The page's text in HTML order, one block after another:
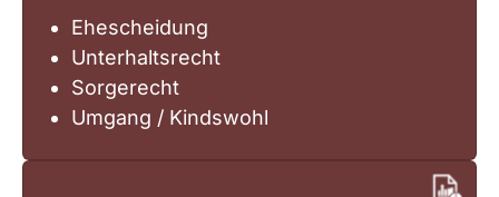
Ehescheidung
Unterhaltsrecht
Sorgerecht
Umgang / Kindswohl